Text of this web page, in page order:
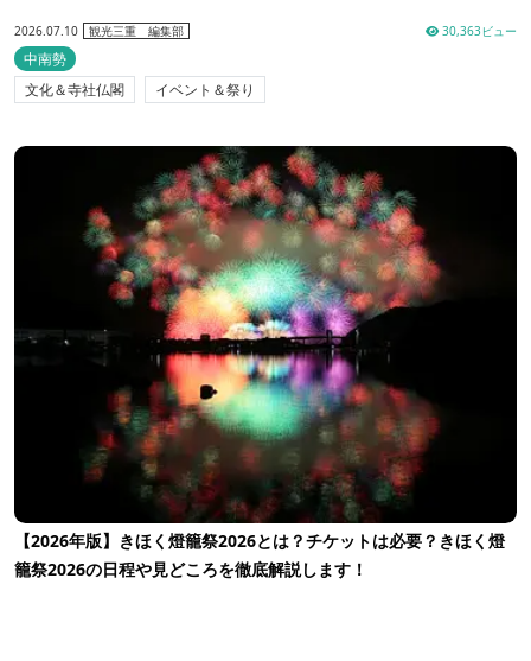
2026.07.10 観光三重 編集部 30,363ビュー
中南勢
文化＆寺社仏閣
イベント＆祭り
【2026年版】きほく燈籠祭2026とは？チケットは必要？きほく燈
籠祭2026の日程や見どころを徹底解説します！